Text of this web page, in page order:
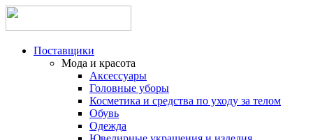
Поставщики
Мода и красота
Аксессуары
Головные уборы
Косметика и средства по уходу за телом
Обувь
Одежда